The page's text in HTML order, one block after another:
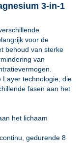
3-in-1
voor de
behoud van sterke
van
Layer technologie, die
fasen aan het
het lichaam
gedurende 8